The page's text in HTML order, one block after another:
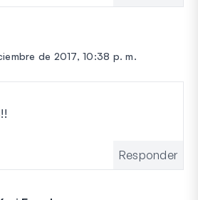
de 2017, 10:38 p. m.
Responder